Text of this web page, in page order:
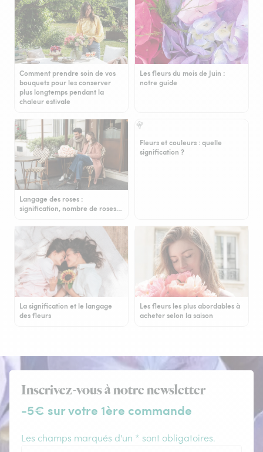
Comment prendre soin de vos
bouquets pour les conserver
plus longtemps pendant la
chaleur estivale
Les fleurs du mois de Juin :
notre guide
Langage des roses :
signification, nombre de roses…
Fleurs et couleurs : quelle
signification ?
La signification et le langage
des fleurs
Les fleurs les plus abordables à
acheter selon la saison
Inscrivez-vous à notre newsletter
-5€ sur votre 1ère commande
Les champs marqués d'un * sont obligatoires.